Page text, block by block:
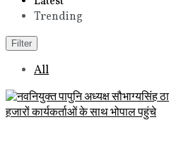
Trending
Filter
All